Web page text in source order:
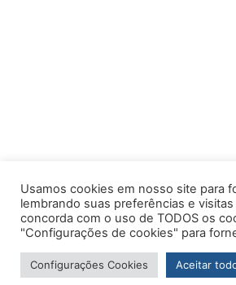
Usamos cookies em nosso site para
lembrando suas preferências e
concorda com o uso de TODOS os
"Configurações de cookies" para
Configurações Cookies Aceitar